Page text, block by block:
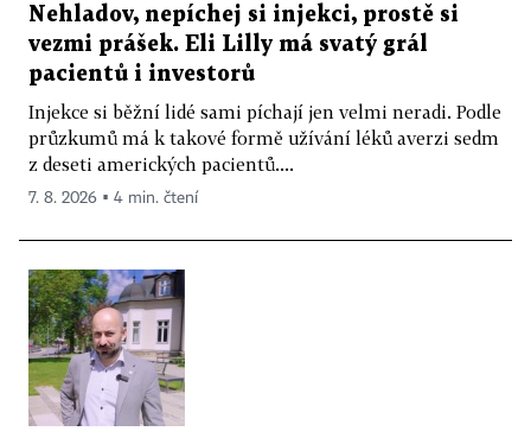
Nehladov, nepíchej si injekci, prostě si
vezmi prášek. Eli Lilly má svatý grál
pacientů i investorů
Injekce si běžní lidé sami píchají jen velmi neradi. Podle
průzkumů má k takové formě užívání léků averzi sedm
z deseti amerických pacientů....
7. 8. 2026 ▪ 4 min. čtení